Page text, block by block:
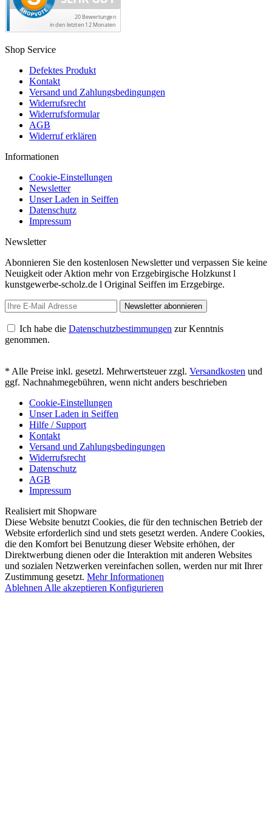
Shop Service
Defektes Produkt
Kontakt
Versand und Zahlungsbedingungen
Widerrufsrecht
Widerrufsformular
AGB
Widerruf erklären
Informationen
Cookie-Einstellungen
Newsletter
Unser Laden in Seiffen
Datenschutz
Impressum
Newsletter
Abonnieren Sie den kostenlosen Newsletter und verpassen Sie keine
Neuigkeit oder Aktion mehr von Erzgebirgische Holzkunst l
kunstgewerbe-scholz.de l Original Seiffen im Erzgebirge.
Newsletter abonnieren
Ich habe die Datenschutzbestimmungen zur Kenntnis
genommen.
* Alle Preise inkl. gesetzl. Mehrwertsteuer zzgl. Versandkosten und
ggf. Nachnahmegebühren, wenn nicht anders beschrieben
Cookie-Einstellungen
Unser Laden in Seiffen
Hilfe / Support
Kontakt
Versand und Zahlungsbedingungen
Widerrufsrecht
Datenschutz
AGB
Impressum
Realisiert mit Shopware
Diese Website benutzt Cookies, die für den technischen Betrieb der
Website erforderlich sind und stets gesetzt werden. Andere Cookies,
die den Komfort bei Benutzung dieser Website erhöhen, der
Direktwerbung dienen oder die Interaktion mit anderen Websites
und sozialen Netzwerken vereinfachen sollen, werden nur mit Ihrer
Zustimmung gesetzt. Mehr Informationen
Ablehnen Alle akzeptieren Konfigurieren